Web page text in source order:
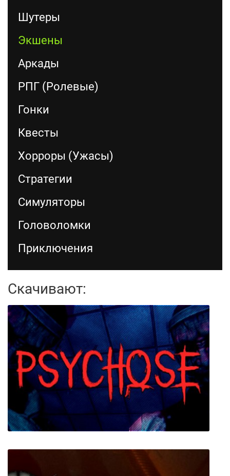
Шутеры
Экшены
Аркады
РПГ (Ролевые)
Гонки
Квесты
Хорроры (Ужасы)
Стратегии
Симуляторы
Головоломки
Приключения
Скачивают: